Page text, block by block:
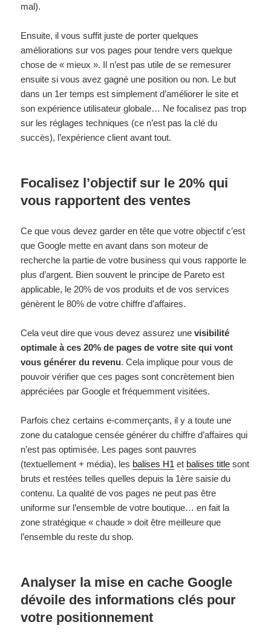
mal).
Ensuite, il vous suffit juste de porter quelques
améliorations sur vos pages pour tendre vers quelque
chose de « mieux ». Il n’est pas utile de se remesurer
ensuite si vous avez gagné une position ou non. Le but
dans un 1er temps est simplement d’améliorer le site et
son expérience utilisateur globale… Ne focalisez pas trop
sur les réglages techniques (ce n’est pas la clé du
succès), l’expérience client avant tout.
Focalisez l’objectif sur le 20% qui
vous rapportent des ventes
Ce que vous devez garder en tête que votre objectif c’est
que Google mette en avant dans son moteur de
recherche la partie de votre business qui vous rapporte le
plus d’argent. Bien souvent le principe de Pareto est
applicable, le 20% de vos produits et de vos services
génèrent le 80% de votre chiffre d’affaires.
Cela veut dire que vous devez assurez unevisibilité
optimale à ces 20% de pages de votre site qui vont
vous générer du revenu. Cela implique pour vous de
pouvoir vérifier que ces pages sont concrètement bien
appréciées par Google et fréquemment visitées.
Parfois chez certains e-commerçants, il y a toute une
zone du catalogue censée générer du chiffre d’affaires qui
n’est pas optimisée. Les pages sont pauvres
(textuellement + média), les balises H1 et balises title sont
bruts et restées telles quelles depuis la 1ère saisie du
contenu. La qualité de vos pages ne peut pas être
uniforme sur l’ensemble de votre boutique… en fait la
zone stratégique « chaude » doit être meilleure que
l’ensemble du reste du shop.
Analyser la mise en cache Google
dévoile des informations clés pour
votre positionnement